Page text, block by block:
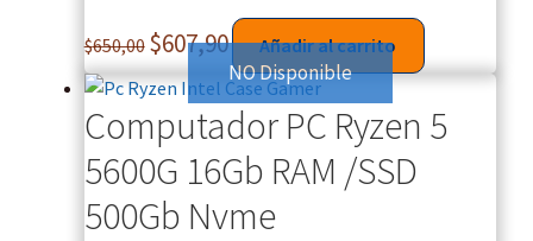
$650,00 $607,90 Añadir al carrito
NO Disponible
Computador PC Ryzen 5
5600G 16Gb RAM /SSD
500Gb Nvme